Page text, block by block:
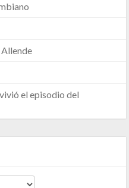
el episodio del